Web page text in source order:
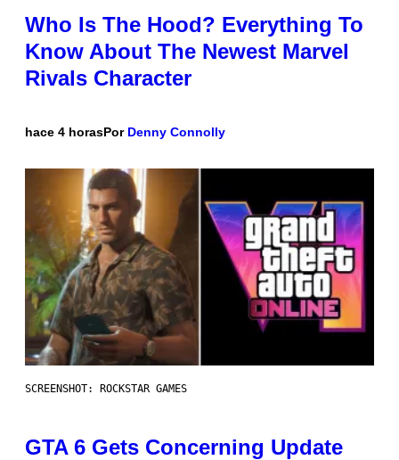
Who Is The Hood? Everything To
Know About The Newest Marvel
Rivals Character
hace 4 horasPor Denny Connolly
SCREENSHOT: ROCKSTAR GAMES
GTA 6 Gets Concerning Update